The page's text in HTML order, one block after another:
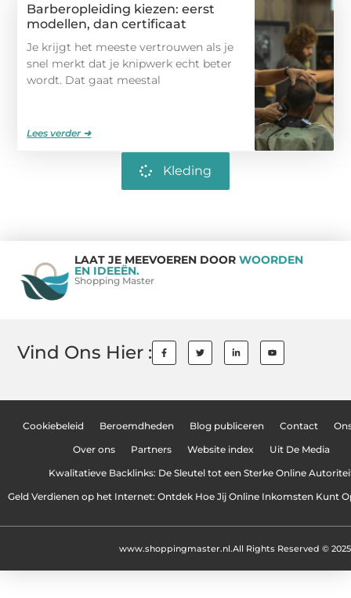
Barberopleiding kiezen: eerst
modellen, dan certificaat
Je krijgt het meeste vertrouwen als je
snel merkt dat je knipwerk echt beter
wordt. Dat gaat meestal
Lees verder ➜
Kleding
LAAT JE MEEVOEREN DOOR WOORDEN
EN IDEEËN.
Shopping Master
Vind Ons Hier :
Cookiebeleid Beroemdheden Blog publiceren Contact
Over ons Partners Website index Uit De Media
Kwalitatieve Backlinks: De Sleutel tot een Sterke Online
Geld Verdienen op het Internet: Ontdek Hoe Jij Online Inkomsten Kunt
All Rights Reserved © 2025
www.shoppingmaster.nl.